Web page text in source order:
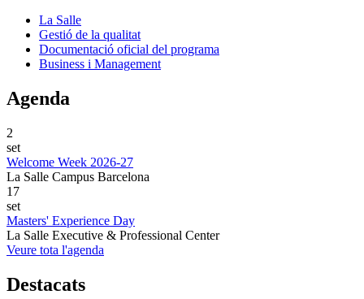
La Salle
Gestió de la qualitat
Documentació oficial del programa
Business i Management
Agenda
2
set
Welcome Week 2026-27
La Salle Campus Barcelona
17
set
Masters' Experience Day
La Salle Executive & Professional Center
Veure tota l'agenda
Destacats